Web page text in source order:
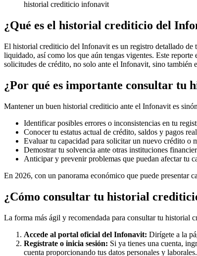
historial crediticio infonavit
¿Qué es el historial crediticio del
El historial crediticio del Infonavit es un registro detallado
liquidado, así como los que aún tengas vigentes. Este
solicitudes de crédito, no solo ante el Infonavit, sino también
¿Por qué es importante consultar tu
Mantener un buen historial crediticio ante el Infonavit es
Identificar posibles errores o inconsistencias en tu
Conocer tu estatus actual de crédito, saldos y pagos
Evaluar tu capacidad para solicitar un nuevo crédito o
Demostrar tu solvencia ante otras instituciones
Anticipar y prevenir problemas que puedan afectar tu
En 2026, con un panorama económico que puede presentar
¿Cómo consultar tu historial
La forma más ágil y recomendada para consultar tu historial
Accede al portal oficial del Infonavit: Dirígete a la
Regístrate o inicia sesión: Si ya tienes una cuenta,
cuenta proporcionando tus datos personales y laborales.